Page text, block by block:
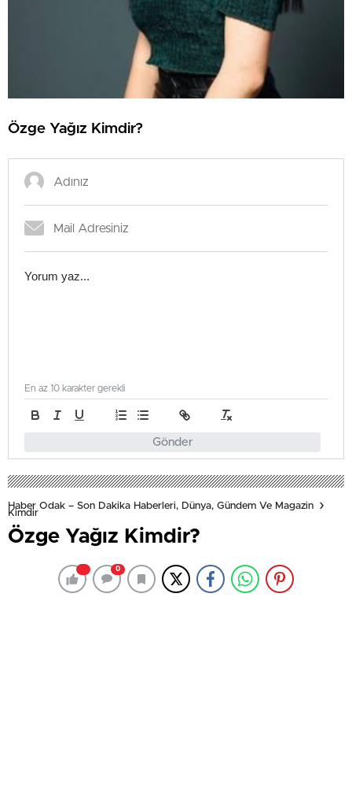
Özge Yağız Kimdir?
Gönder
En az 10 karakter gerekli
Haber Odak – Son Dakika Haberleri, Dünya, Gündem Ve Magazin
Kimdir
Özge Yağız Kimdir?
0